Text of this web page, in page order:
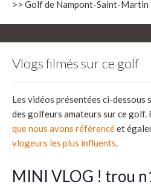
>> Golf de Nampont-Saint-Martin
Vlogs filmés sur ce golf
Les vidéos présentées ci-dessous
des golfeurs amateurs sur ce golf.
que nous avons référencéet
vlogeurs les plus influents.
MINI VLOG ! trou